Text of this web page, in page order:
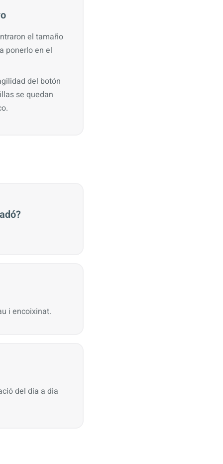
el tamaño
ponerlo en el
del botón
se quedan
i encoixinat.
del dia a dia